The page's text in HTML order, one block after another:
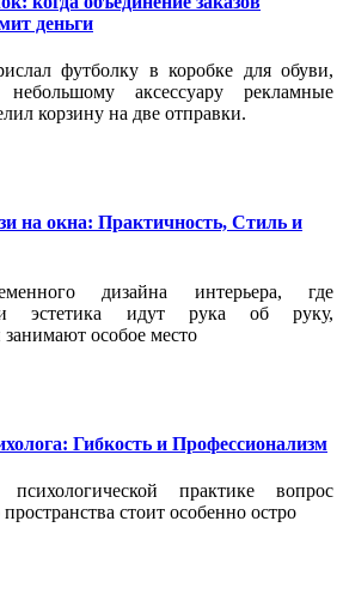
деньги
футболку в коробке для обуви,
аксессуару рекламные
корзину на две отправки.
на окна: Практичность, Стиль и
дизайна интерьера, где
и эстетика идут рука об руку,
особое место
Гибкость и Профессионализм
практике вопрос
стоит особенно остро